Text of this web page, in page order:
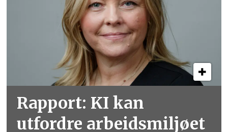
Rapport: KI kan
utfordre arbeidsmiljøet